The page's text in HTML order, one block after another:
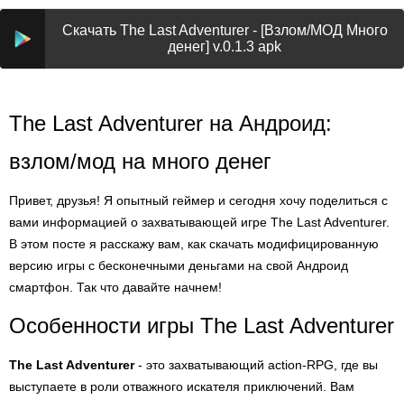
Скачать The Last Adventurer - [Взлом/МОД Много
денег] v.0.1.3 apk
The Last Adventurer на Андроид:
взлом/мод на много денег
Привет, друзья! Я опытный геймер и сегодня хочу поделиться с
вами информацией о захватывающей игре The Last Adventurer.
В этом посте я расскажу вам, как скачать модифицированную
версию игры с бесконечными деньгами на свой Андроид
смартфон. Так что давайте начнем!
Особенности игры The Last Adventurer
The Last Adventurer- это захватывающий action-RPG, где вы
выступаете в роли отважного искателя приключений. Вам